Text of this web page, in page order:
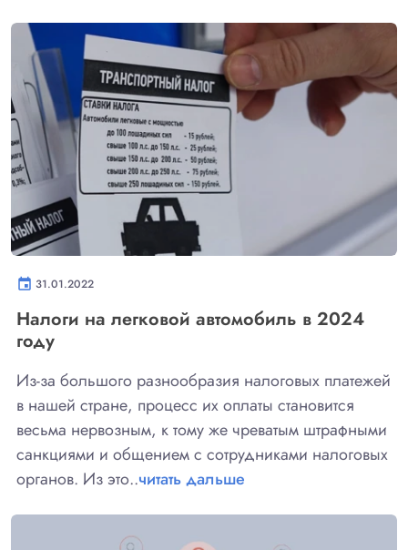
event 31.01.2022
Налоги на легковой автомобиль в 2024
году
Из-за большого разнообразия налоговых платежей
в нашей стране, процесс их оплаты становится
весьма нервозным, к тому же чреватым штрафными
санкциями и общением с сотрудниками налоговых
органов. Из это..читать дальше